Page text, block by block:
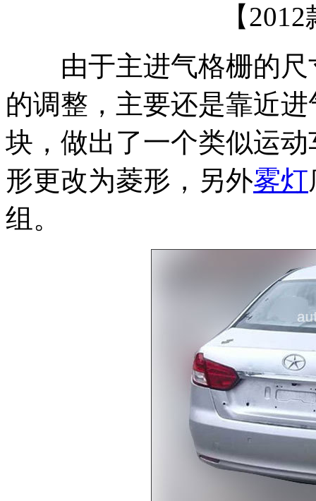
【
由于主进气格栅的尺
的调整，主要还是靠近
块，做出了一个类似运
形更改为菱形，另外雾灯
组。